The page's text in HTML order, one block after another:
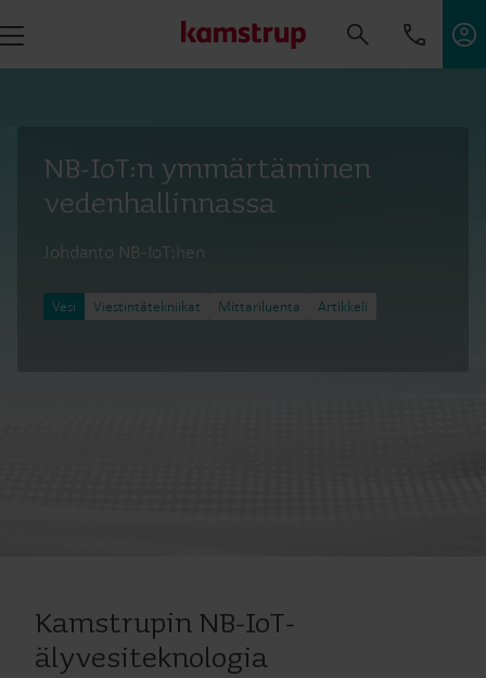
NB-IoT:n ymmärtäminen
vedenhallinnassa
Johdanto NB-IoT:hen
Vesi Viestintätekniikat Mittariluenta Artikkeli
Kamstrupin NB-IoT-
älyvesiteknologia